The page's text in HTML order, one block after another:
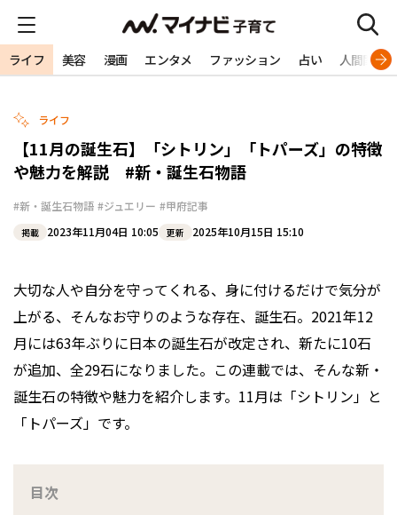
ライフ 美容 漫画 エンタメ ファッション 占い 人間関係
ライフ
【11月の誕生石】「シトリン」「トパーズ」の特徴
や魅力を解説 #新・誕生石物語
#新・誕生石物語 #ジュエリー #甲府記事
掲載 2023年11月04日 10:05 更新 2025年10月15日 15:10
大切な人や自分を守ってくれる、身に付けるだけで気分が
上がる、そんなお守りのような存在、誕生石。2021年12
月には63年ぶりに日本の誕生石が改定され、新たに10石
が追加、全29石になりました。この連載では、そんな新・
誕生石の特徴や魅力を紹介します。11月は「シトリン」と
「トパーズ」です。
目次